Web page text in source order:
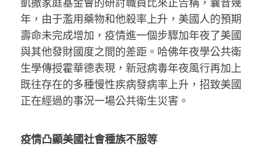
年，由于濫用藥物和他殺率上升，美國人的預期
壽命未完成增加，疫情進一個步驟加年夜了美國
與其他發財國度之間的差距。哈佛年夜學公共衛
生學傳授霍華德表現，新冠病毒年夜風行再加上
既往存在的多種慢性疾病發病率上升，招致美國
正在經過的事況一場公共衛生災害。
疫情凸顯美國社會種族不服等